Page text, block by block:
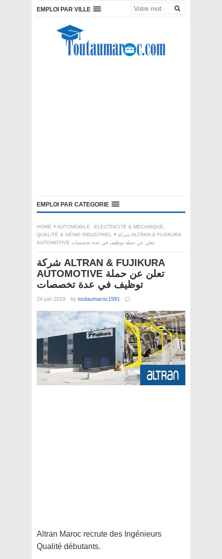
EMPLOI PAR VILLE
EMPLOI PAR CATEGORIE
HOME AUTOMOBILE , ELECTRICITÉ & MÉCANIQUE ,
QUALITÉ & GÉNIE INDUSTRIEL
شركة ALTRAN & FUJIKURA
AUTOMOTIVE تعلن عن حملة توظيف في عدة تخصصات
شركة ALTRAN & FUJIKURA
AUTOMOTIVE تعلن عن حملة
توظيف في عدة تخصصات
24 juin 2019 · by toutaumaroc1991 ·
Altran Maroc recrute des Ingénieurs
Qualité débutants.